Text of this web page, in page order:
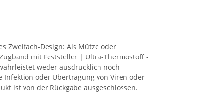
Zweifach-Design: Als Mütze oder
mit Feststeller | Ultra-Thermostoff -
weder ausdrücklich noch
Infektion oder Übertragung von Viren oder
ist von der Rückgabe ausgeschlossen.